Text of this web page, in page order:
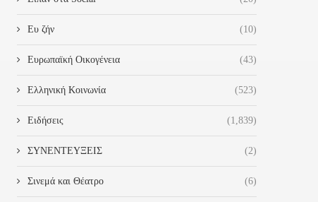
CREDIT SUISSE: «ΑΝΆΧΩΜΑ» 50
16 Μαρτίου 2023
ΟΙ ΕΠΙΠΤΏΣΕΙΣ ΓΙΑ ΤΙΣ
14 Μαρτίου 2023
Ευ ζήν (10)
Ευρωπαϊκή Οικογένεια (43)
Ελληνική Κοινωνία (523)
Ειδήσεις (1,839)
ΣΥΝΕΝΤΕΥΞΕΙΣ (2)
Σινεμά και Θέατρο (6)